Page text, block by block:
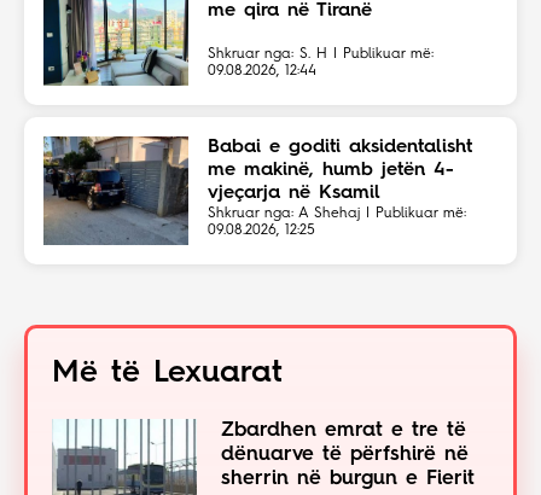
me qira në Tiranë
Shkruar nga: S. H | Publikuar më:
09.08.2026, 12:44
Babai e goditi aksidentalisht
me makinë, humb jetën 4-
vjeçarja në Ksamil
Shkruar nga: A Shehaj | Publikuar më:
09.08.2026, 12:25
Më të Lexuarat
Zbardhen emrat e tre të
dënuarve të përfshirë në
sherrin në burgun e Fierit